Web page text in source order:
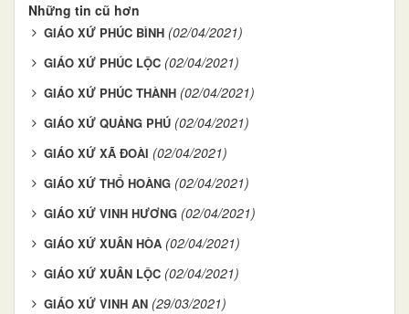
Những tin cũ hơn
GIÁO XỨ PHÚC BÌNH (02/04/2021)
GIÁO XỨ PHÚC LỘC (02/04/2021)
GIÁO XỨ PHÚC THÀNH (02/04/2021)
GIÁO XỨ QUẢNG PHÚ (02/04/2021)
GIÁO XỨ XÃ ĐOÀI (02/04/2021)
GIÁO XỨ THỔ HOÀNG (02/04/2021)
GIÁO XỨ VINH HƯƠNG (02/04/2021)
GIÁO XỨ XUÂN HÒA (02/04/2021)
GIÁO XỨ XUÂN LỘC (02/04/2021)
GIÁO XỨ VINH AN (29/03/2021)